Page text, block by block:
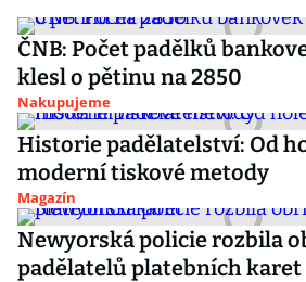
ČNB: Počet padělků
klesl o pětinu na 2850
Nakupujeme
Historie padělatelství: Od
moderní tiskové metody
Magazín
Newyorská policie rozbila
padělatelů platebních karet